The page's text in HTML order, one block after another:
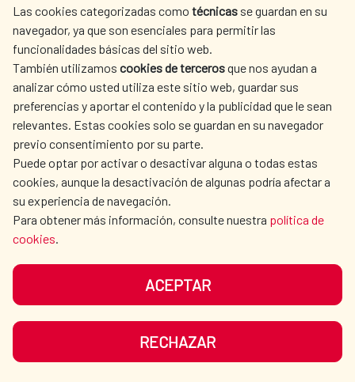
potable en Mirebalais
Gracias a las inversiones combinadas de la
Agencia de los Estados Unidos para el
Desarrollo Internacional (USAID) y la Agencia
Española de Cooperación Internacional para
el Desarrollo (AECID), junto con la Dirección
Nacional de Agua Potable y Saneamiento
(DINEPA), Mirebalais, con 100.000
habitantes, tiene un sistema de agua bien
gestionado que proporciona agua corriente
a una población en constante crecimiento.
Agua y saneamiento | Haití
LEER MÁS
181 - 200 de 504
resultados.
Las cookies categorizadas como técnicas se guardan en su
navegador, ya que son esenciales para permitir las
funcionalidades básicas del sitio web.
También utilizamos cookies de tercerosque nos ayudan a
analizar cómo usted utiliza este sitio web, guardar sus
preferencias y aportar el contenido y la publicidad que le sean
relevantes. Estas cookies solo se guardan en su navegador
previo consentimiento por su parte.
Puede optar por activar o desactivar alguna o todas estas
cookies, aunque la desactivación de algunas podría afectar a
su experiencia de navegación.
Para obtener más información, consulte nuestra política de
cookies.
ACEPTAR
RECHAZAR